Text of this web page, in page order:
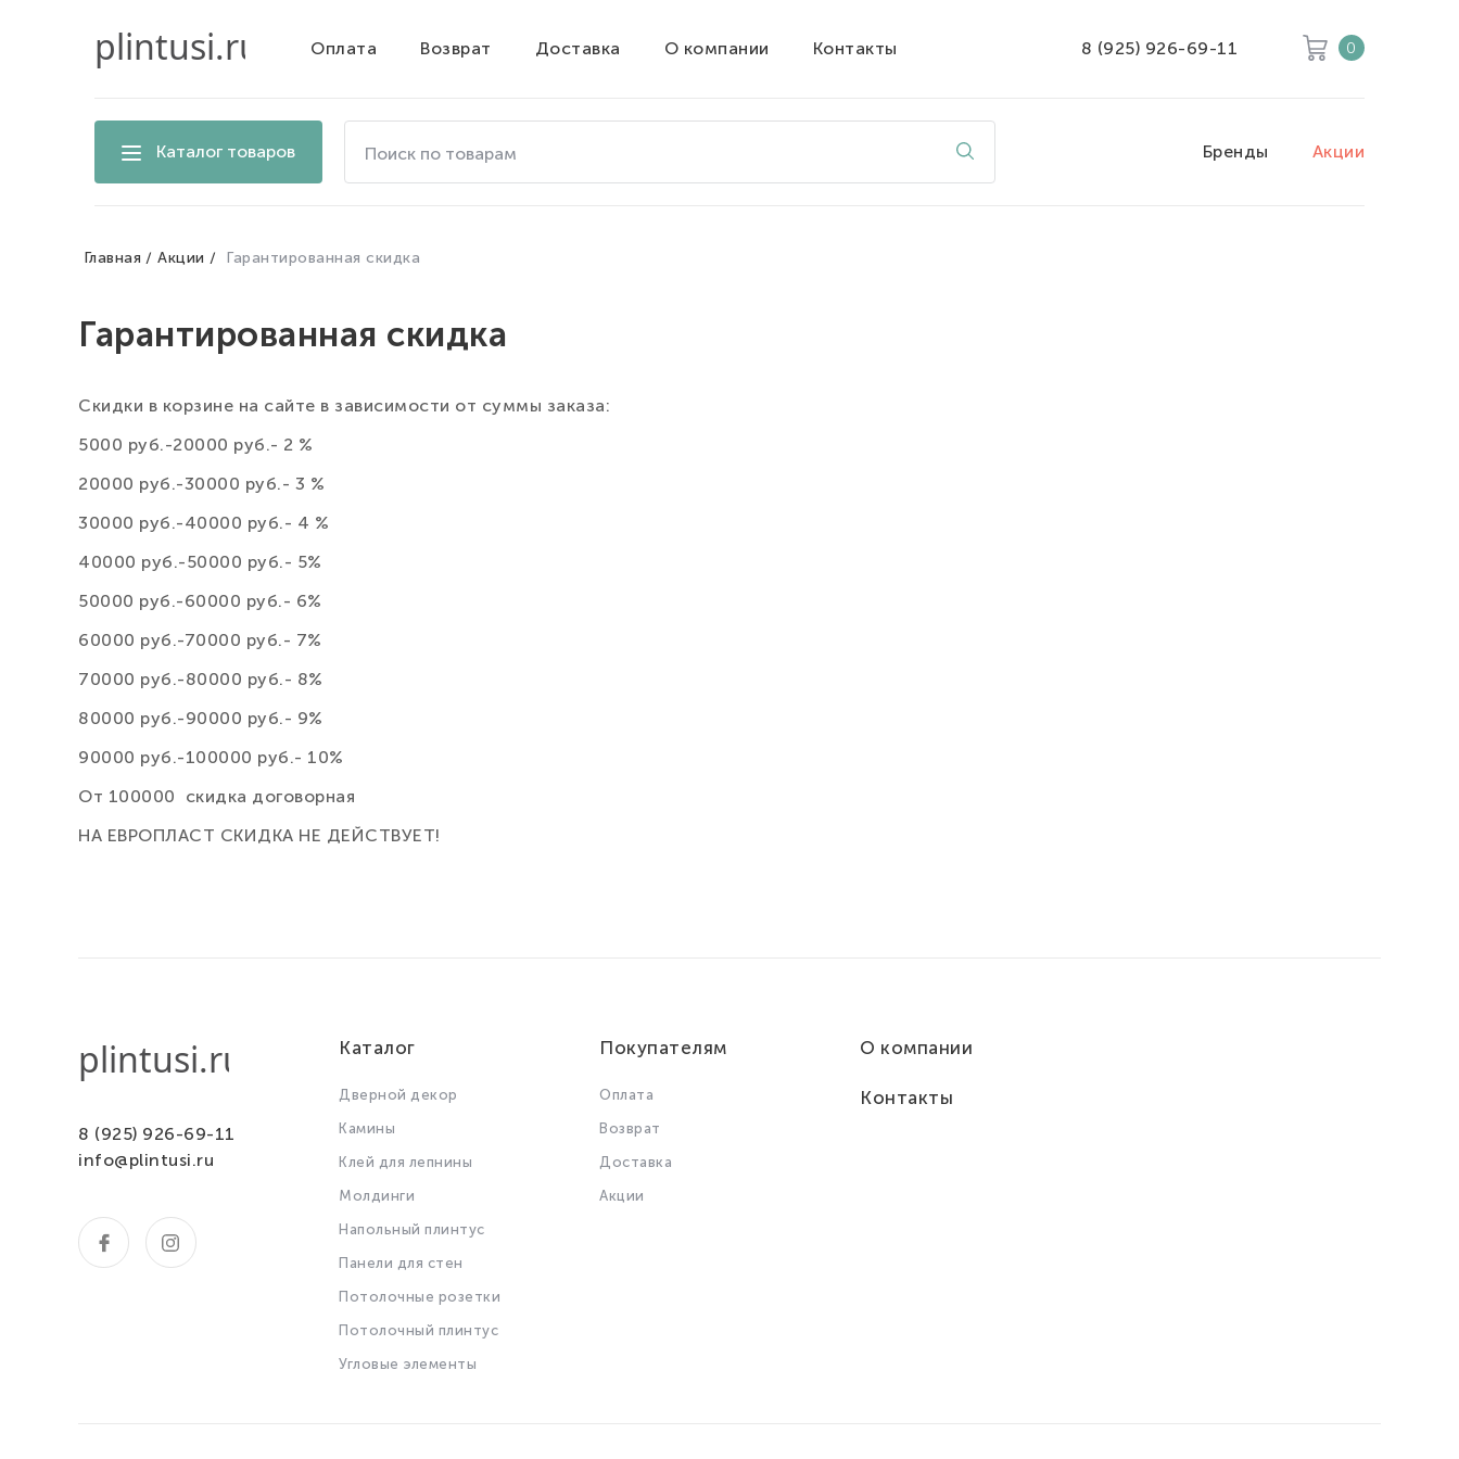
Оплата Возврат Доставка О компании Контакты 8 (925) 926-69-11 0
Каталог товаров
товарам
Бренды Акции
Главная Акции Гарантированная скидка
Гарантированная скидка
Скидки в корзине на сайте в зависимости от суммы заказа:
5000 руб.-20000 руб.- 2 %
20000 руб.-30000 руб.- 3 %
30000 руб.-40000 руб.- 4 %
40000 руб.-50000 руб.- 5%
50000 руб.-60000 руб.- 6%
60000 руб.-70000 руб.- 7%
70000 руб.-80000 руб.- 8%
80000 руб.-90000 руб.- 9%
90000 руб.-100000 руб.- 10%
От 100000 скидка договорная
НА ЕВРОПЛАСТ СКИДКА НЕ ДЕЙСТВУЕТ!
8 (925) 926-69-11
info@plintusi.ru
Каталог
Дверной декор
Камины
Клей для лепнины
Молдинги
Напольный плинтус
Панели для стен
Потолочные розетки
Потолочный плинтус
Угловые элементы
Покупателям
Оплата
Возврат
Доставка
Акции
О компании
Контакты